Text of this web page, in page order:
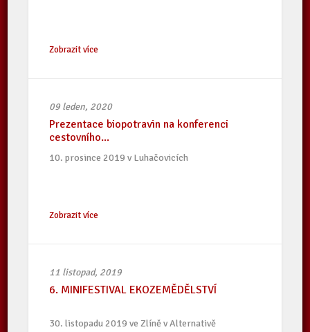
Zobrazit více
09 leden, 2020
Prezentace biopotravin na konferenci
cestovního...
10. prosince 2019 v Luhačovicích
Zobrazit více
11 listopad, 2019
6. MINIFESTIVAL EKOZEMĚDĚLSTVÍ
30. listopadu 2019 ve Zlíně v Alternativě